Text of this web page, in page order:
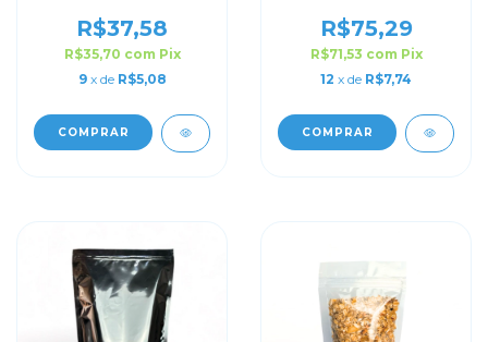
R$37,58
R$35,70 com Pix
9 x de R$5,08
COMPRAR
R$75,29
R$71,53 com Pix
12 x de R$7,74
COMPRAR